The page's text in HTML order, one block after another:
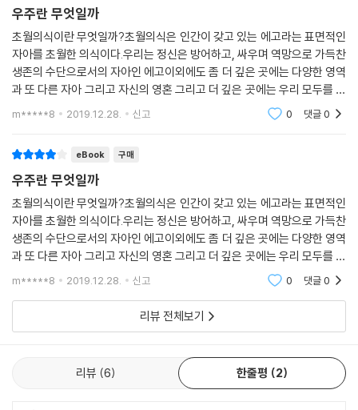
우주란 무엇일까
초월의식이란 무엇일까?초월의식은 인간이 갖고 있는 에고라는 표면적인
자아를 초월한 의식이다.우리는 정신은 방어하고, 싸우며 역망으로 가득찬
생존의 수단으로서의 자아인 에고이외에도 좀 더 깊은 곳에는 다양한 영역
과 또 다른 자아 그리고 자신의 영혼 그리고 더 깊은 곳에는 우리 모두를 연
결하고 이 모든 것을 창조함의 원천인 초월의식이있다고 한다.이 책은 초
m*****8 2019.12.28. 신고 0 댓글0
eBook 구매
우주란 무엇일까
초월의식이란 무엇일까?초월의식은 인간이 갖고 있는 에고라는 표면적인
자아를 초월한 의식이다.우리는 정신은 방어하고, 싸우며 역망으로 가득찬
생존의 수단으로서의 자아인 에고이외에도 좀 더 깊은 곳에는 다양한 영역
과 또 다른 자아 그리고 자신의 영혼 그리고 더 깊은 곳에는 우리 모두를 연
결하고 이 모든 것을 창조함의 원천인 초월의식이있다고 한다.이 책은 초
m*****8 2019.12.28. 신고 0 댓글0
리뷰 전체보기
리뷰 6 한줄평 2